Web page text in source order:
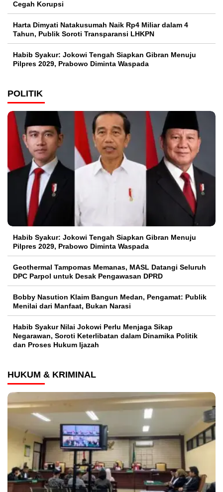
Cegah Korupsi
Harta Dimyati Natakusumah Naik Rp4 Miliar dalam 4
Tahun, Publik Soroti Transparansi LHKPN
Habib Syakur: Jokowi Tengah Siapkan Gibran Menuju
Pilpres 2029, Prabowo Diminta Waspada
POLITIK
Habib Syakur: Jokowi Tengah Siapkan Gibran Menuju
Pilpres 2029, Prabowo Diminta Waspada
Geothermal Tampomas Memanas, MASL Datangi Seluruh
DPC Parpol untuk Desak Pengawasan DPRD
Bobby Nasution Klaim Bangun Medan, Pengamat: Publik
Menilai dari Manfaat, Bukan Narasi
Habib Syakur Nilai Jokowi Perlu Menjaga Sikap
Negarawan, Soroti Keterlibatan dalam Dinamika Politik
dan Proses Hukum Ijazah
HUKUM & KRIMINAL